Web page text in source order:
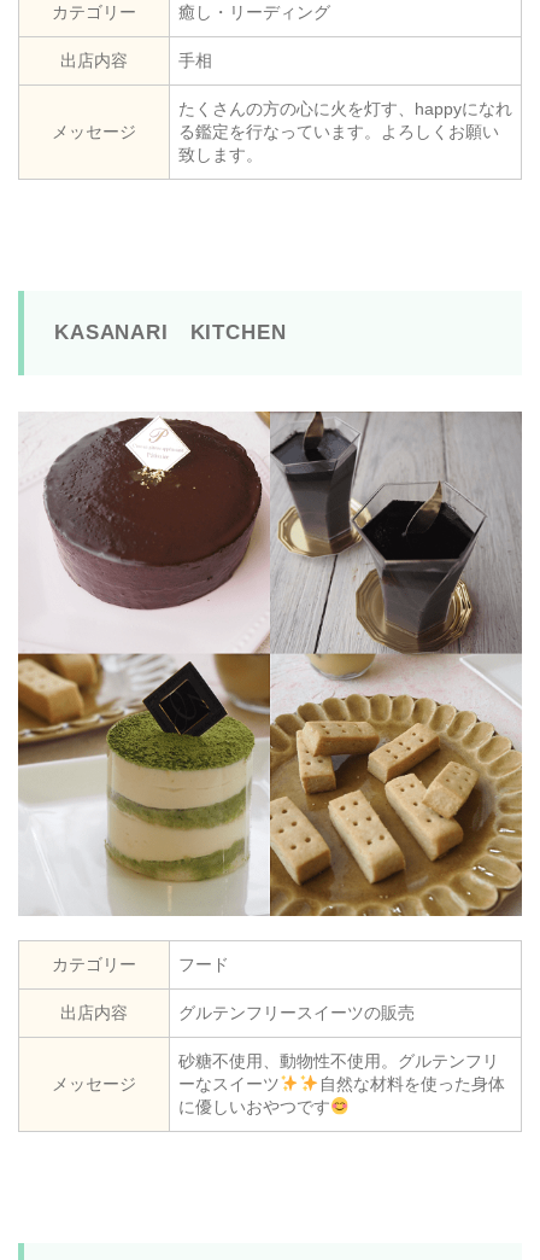
カテゴリー 癒し・リーディング
出店内容 手相
メッセージ
たくさんの方の心に火を灯す、happyになれ
る鑑定を行なっています。よろしくお願い
致します。
KASANARI KITCHEN
カテゴリー フード
出店内容 グルテンフリースイーツの販売
メッセージ
砂糖不使用、動物性不使用。グルテンフリ
ーなスイーツ
自然な材料を使った身体
に優しいおやつです